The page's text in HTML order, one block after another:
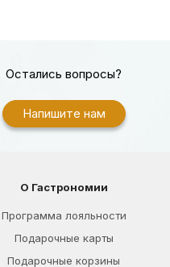
Остались вопросы?
Напишите нам
О Гастрономии
Программа лояльности
Подарочные карты
Подарочные корзины